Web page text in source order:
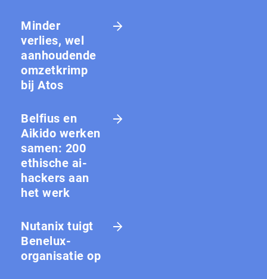
Minder
verlies, wel
aanhoudende
omzetkrimp
bij Atos
Belfius en
Aikido werken
samen: 200
ethische ai-
hackers aan
het werk
Nutanix tuigt
Benelux-
organisatie op